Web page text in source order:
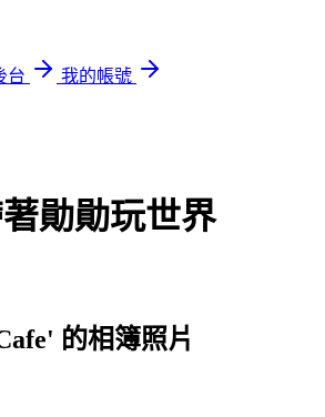
台
我的帳號
勛勛玩世界
的相簿照片